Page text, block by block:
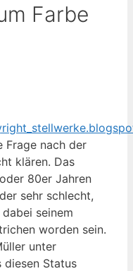
Farbe
Frage nach der
klären. Das
80er Jahren
sehr schlecht,
seinem
worden sein.
unter
diesen Status